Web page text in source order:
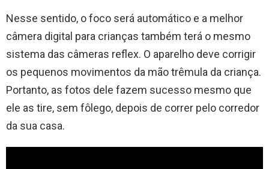
Nesse sentido, o foco será automático e a melhor
câmera digital para crianças também terá o mesmo
sistema das câmeras reflex. O aparelho deve corrigir
os pequenos movimentos da mão trêmula da criança.
Portanto, as fotos dele fazem sucesso mesmo que
ele as tire, sem fôlego, depois de correr pelo corredor
da sua casa.